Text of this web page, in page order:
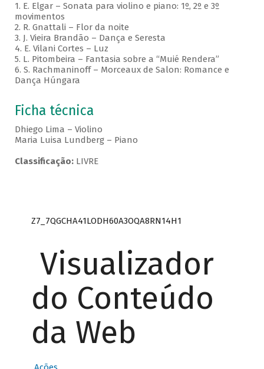
1. E. Elgar – Sonata para violino e piano: 1º, 2º e 3º
movimentos
2. R. Gnattali – Flor da noite
3. J. Vieira Brandão – Dança e Seresta
4. E. Vilani Cortes – Luz
5. L. Pitombeira – Fantasia sobre a “Muié Rendera”
6. S. Rachmaninoff – Morceaux de Salon: Romance e
Dança Húngara
Ficha técnica
Dhiego Lima – Violino
Maria Luisa Lundberg – Piano
Classificação:LIVRE
Z7_7QGCHA41LODH60A3OQA8RN14H1
Visualizador
do Conteúdo
da Web